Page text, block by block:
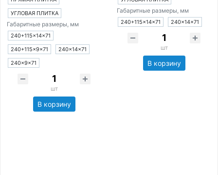
УГЛОВАЯ ПЛИТКА
Габаритные размеры, мм
240+115×14×71
240+115×9×71
240×14×71
240×9×71
шт
В корзину
Габаритные размеры, мм
240+115×14×71 240×14×71
шт
В корзину